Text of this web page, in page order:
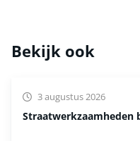
Bekijk ook
Straatwerkzaamheden
3 augustus 2026